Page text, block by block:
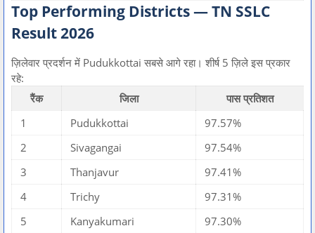
Top Performing Districts — TN SSLC
Result 2026
ज़िलेवार प्रदर्शन में Pudukkottai सबसे आगे रहा। शीर्ष 5 ज़िले इस प्रकार
रहे:
रैंक
जिला
पास प्रतिशत
1
Pudukkottai
97.57%
2
Sivagangai
97.54%
3
Thanjavur
97.41%
4
Trichy
97.31%
5
Kanyakumari 97.30%